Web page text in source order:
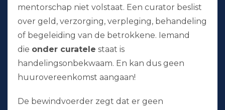
mentorschap niet volstaat. Een curator beslist
over geld, verzorging, verpleging, behandeling
of begeleiding van de betrokkene. Iemand
die onder curatele staat is
handelingsonbekwaam. En kan dus geen
huurovereenkomst aangaan!
De bewindvoerder zegt dat er geen